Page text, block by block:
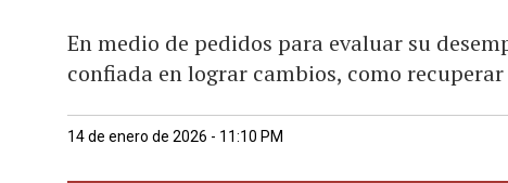
En medio de pedidos para evaluar su
confiada en lograr cambios, como
14 de enero de 2026 - 11:10 PM